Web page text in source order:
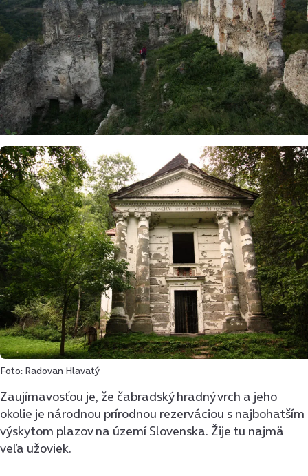
Foto: Radovan Hlavatý
Zaujímavosťou je, že čabradský hradný vrch a jeho
okolie je národnou prírodnou rezerváciou s najbohatším
výskytom plazov na území Slovenska. Žije tu najmä
veľa užoviek.